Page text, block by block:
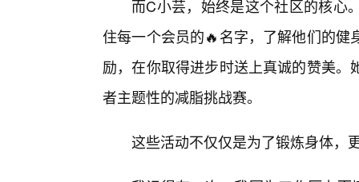
而C小芸，始终是这个社区的核心
住每一个会员的🔥名字，了解他们的
励，在你取得进步时送上真诚的赞美
者主题性的减脂挑战赛。
这些活动不仅仅是为了锻炼身体，